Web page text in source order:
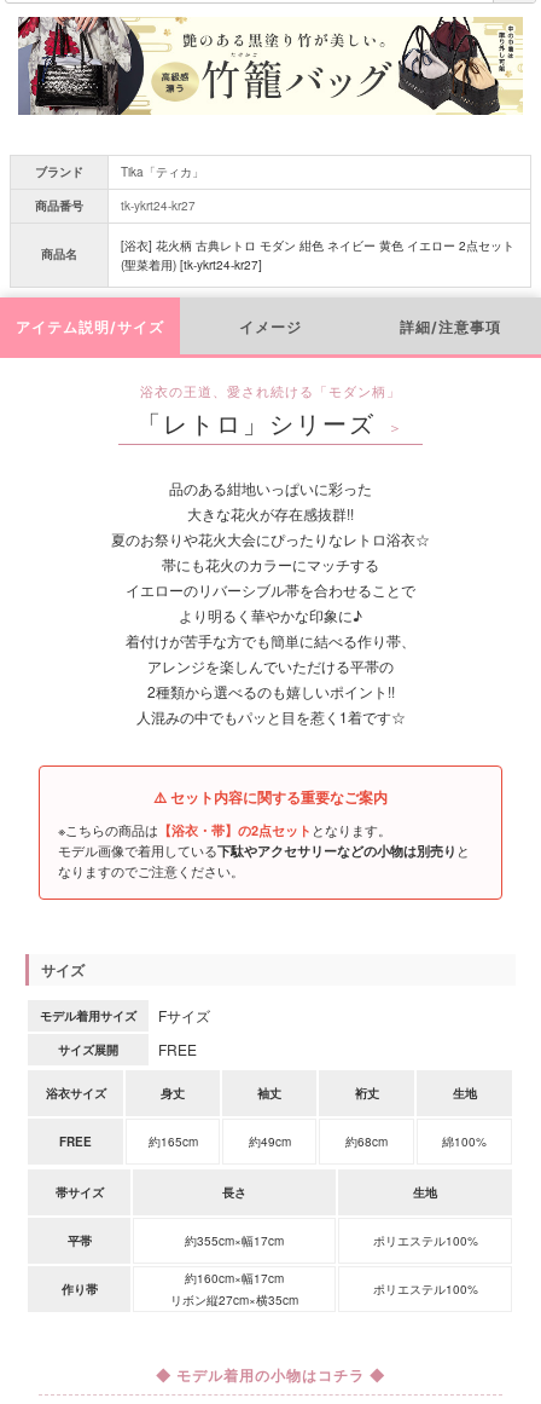
)
ブランド
Tika「ティカ」
商品番号
tk-ykrt24-kr27
商品名
[浴衣] 花火柄 古典レトロ モダン 紺色 ネイビー 黄色 イエロー 2点セット
(聖菜着用) [tk-ykrt24-kr27]
アイテム説明/サイズ イメージ 詳細/注意事項
浴衣の王道、愛され続ける「モダン柄」
「レトロ」シリーズ ＞
品のある紺地いっぱいに彩った
大きな花火が存在感抜群!!
夏のお祭りや花火大会にぴったりなレトロ浴衣☆
帯にも花火のカラーにマッチする
イエローのリバーシブル帯を合わせることで
より明るく華やかな印象に♪
着付けが苦手な方でも簡単に結べる作り帯、
アレンジを楽しんでいただける平帯の
2種類から選べるのも嬉しいポイント!!
人混みの中でもパッと目を惹く1着です☆
⚠️ セット内容に関する重要なご案内
※こちらの商品は 【浴衣・帯】の2点セット となります。
モデル画像で着用している下駄やアクセサリーなどの小物は別売り と
なりますのでご注意ください。
サイズ
モデル着用サイズ Fサイズ
サイズ展開 FREE
浴衣サイズ 身丈 袖丈 裄丈 生地
FREE 約165cm 約49cm 約68cm 綿100%
帯サイズ 長さ 生地
平帯 約355cm×幅17cm ポリエステル100%
作り帯
約160cm×幅17cm
リボン縦27cm×横35cm
ポリエステル100%
◆ モデル着用の小物はコチラ ◆